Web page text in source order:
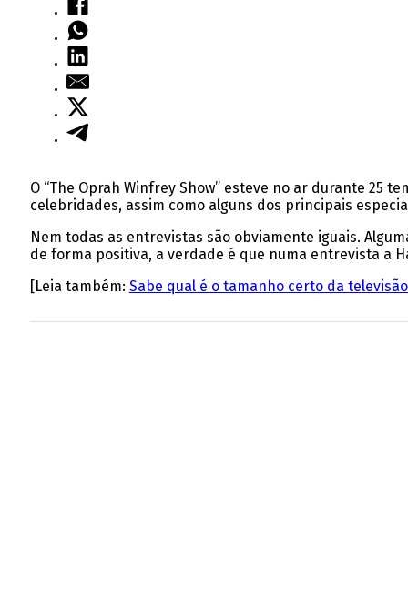
O “The Oprah Winfrey Show” esteve no ar durante 25
celebridades, assim como alguns dos principais
Nem todas as entrevistas são obviamente iguais.
de forma positiva, a verdade é que numa entrevista a
[Leia também: Sabe qual é o tamanho certo da